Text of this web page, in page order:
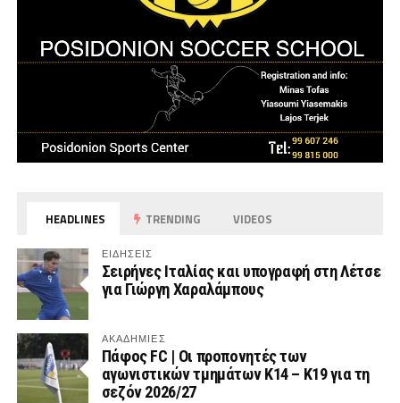
HEADLINES TRENDING VIDEOS
ΕΙΔΗΣΕΙΣ
Σειρήνες Ιταλίας και υπογραφή στη Λέτσε
για Γιώργη Χαραλάμπους
ΑΚΑΔΗΜΙΕΣ
Πάφος FC | Οι προπονητές των
αγωνιστικών τμημάτων Κ14 – Κ19 για τη
σεζόν 2026/27